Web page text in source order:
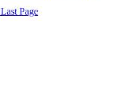
Last Page